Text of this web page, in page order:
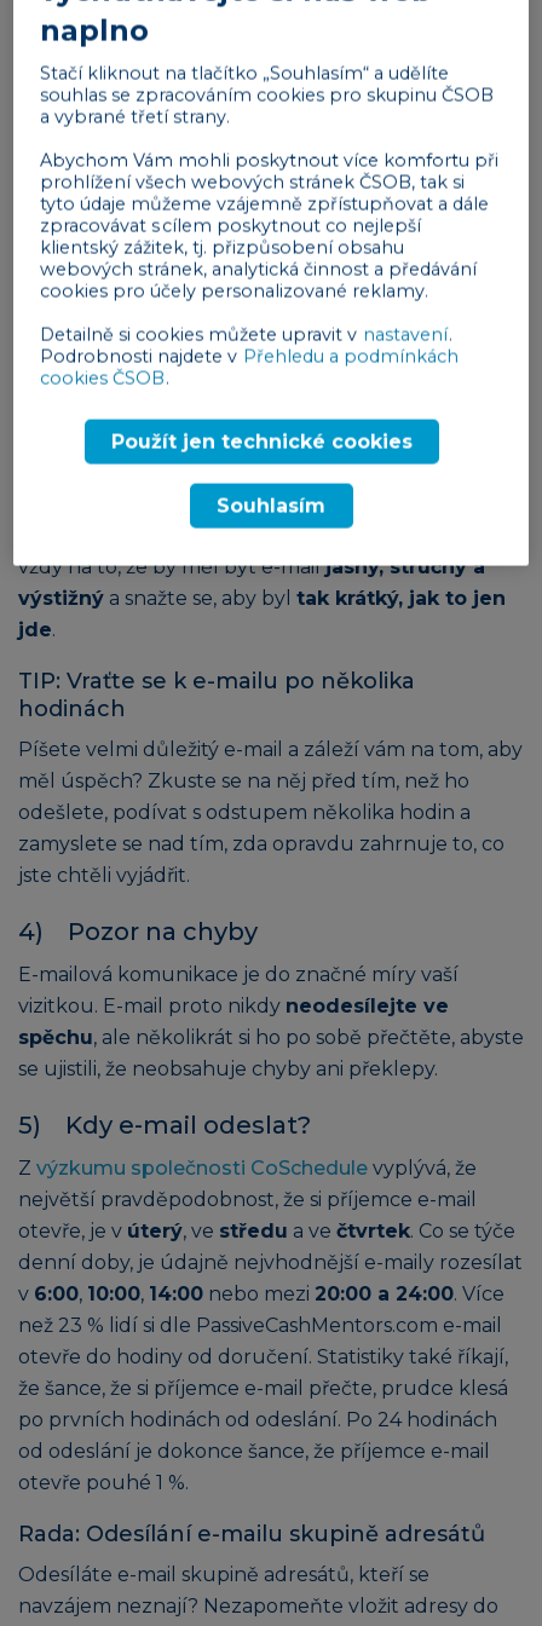
příjmením. Za oslovením se vždy
řádek by měl začínatmalým písmenem.
Zajímavosti o e-mailech
Věděli jste, že lidé v průměru odešlou 2,7 milionů e-
mailů za sekundu? Podle statistik 86 % podnikatelů
preferuje jako způsob komunikace právě e-mail.
Zajímavostí také nepochybně je, že Bill Clinton
v době, kdy byl prezidentem, odeslal údajně
vy?
společnosti McKinseyběžnému uživateli v e-
denně. Je proto velmi důležité, aby čtení vašeho e-
mailu zabralo příjemci co nejméně času. Myslete
vždy na to, že by měl být e-mailjasný, stručný a
výstižný a snažte se, aby byl tak krátký, jak to jen
jde.
TIP: Vraťte se k e-mailu po několika
hodinách
Píšete velmi důležitý e-mail a záleží vám na tom, aby
měl úspěch? Zkuste se na něj před tím, než ho
odešlete, podívat s odstupem několika hodin a
zamyslete se nad tím, zda opravdu zahrnuje to, co
jste chtěli vyjádřit.
4) Pozor na chyby
E-mailová komunikace je do značné míry vaší
vizitkou. E-mail proto nikdy neodesílejte ve
spěchu, ale několikrát si ho po sobě přečtěte, abyste
se ujistili, že neobsahuje chyby ani překlepy.
5) Kdy e-mail odeslat?
Z výzkumu společnosti CoSchedule vyplývá, že
největší pravděpodobnost, že si příjemce e-mail
otevře, je v úterý, ve středu a ve čtvrtek. Co se týče
denní doby, je údajně nejvhodnější e-maily rozesílat
v 6:00, 10:00, 14:00 nebo mezi 20:00 a 24:00. Více
než 23 % lidí si dle PassiveCashMentors.com e-mail
otevře do hodiny od doručení. Statistiky také říkají,
že šance, že si příjemce e-mail přečte, prudce klesá
po prvních hodinách od odeslání. Po 24 hodinách
od odeslání je dokonce šance, že příjemce e-mail
otevře pouhé 1 %.
Rada: Odesílání e-mailu skupině adresátů
Odesíláte e-mail skupině adresátů, kteří se
navzájem neznají? Nezapomeňte vložit adresy do
naplno
Stačí kliknout na tlačítko „Souhlasím“ a udělíte
souhlas se zpracováním cookies pro skupinu ČSOB
a vybrané třetí strany.
Abychom Vám mohli poskytnout více komfortu při
prohlížení všech webových stránek ČSOB, tak si
tyto údaje můžeme vzájemně zpřístupňovat a dále
zpracovávat s cílem poskytnout co nejlepší
klientský zážitek, tj. přizpůsobení obsahu
webových stránek, analytická činnost a předávání
cookies pro účely personalizované reklamy.
Detailně si cookies můžete upravit v nastavení.
Podrobnosti najdete v Přehledu a podmínkách
cookies ČSOB.
Použít jen technické cookies
Souhlasím